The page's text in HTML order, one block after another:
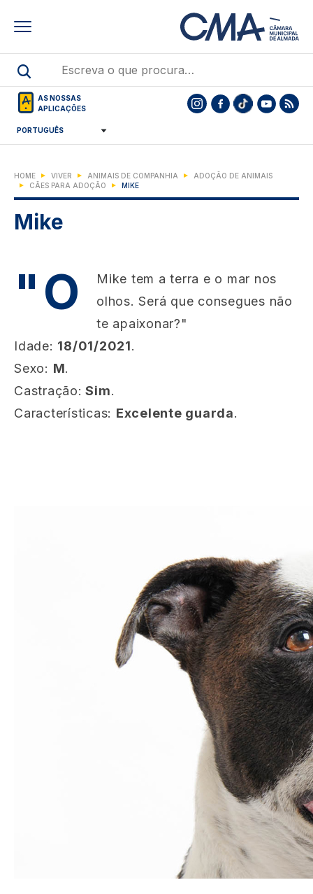
AS NOSSAS
APLICAÇÕES
HOME VIVER ANIMAIS DE COMPANHIA
ADOÇÃO DE ANIMAIS
CÃES PARA ADOÇÃO
MIKE
Mike
"O
Mike tem a terra e o mar nos
olhos. Será que consegues não
te apaixonar?"
Idade: 18/01/2021.
Sexo: M.
Castração: Sim.
Características: Excelente guarda.